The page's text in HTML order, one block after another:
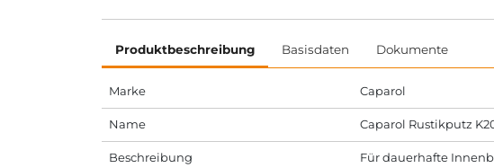
Produktbeschreibung Basisdaten Dokumente
Marke Caparol
Name Caparol Rustikputz
Beschreibung
Für dauerhafte